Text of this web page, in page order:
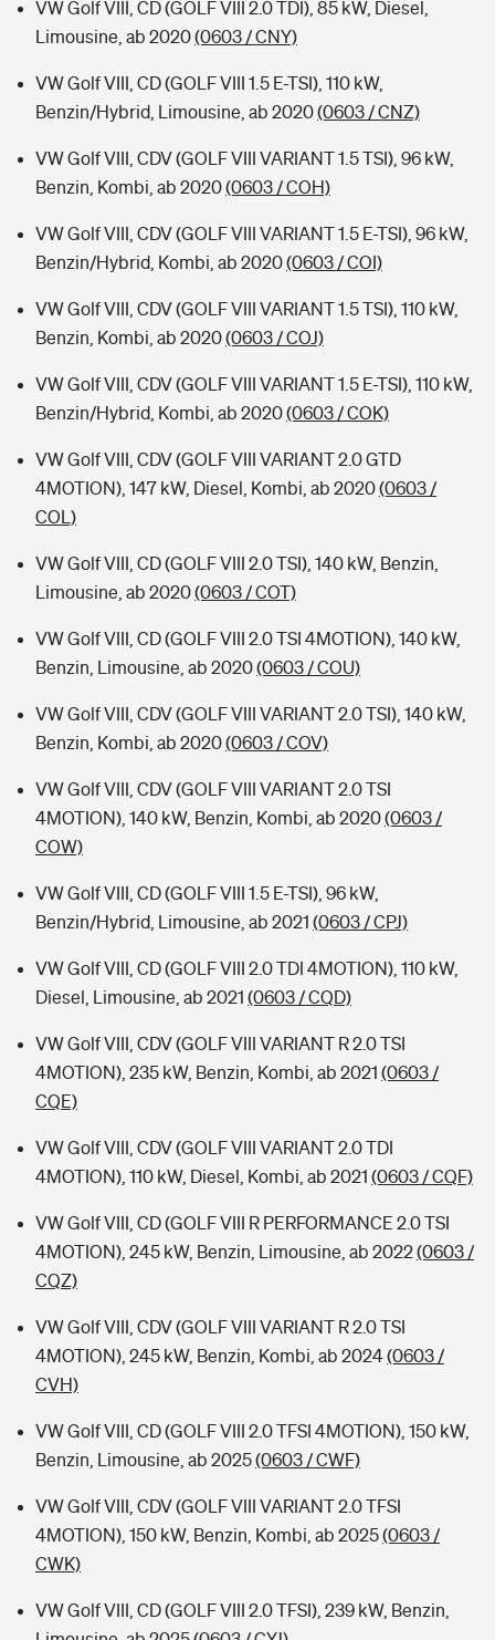
VW Golf VIII, CD (GOLF VIII 2.0 TDI), 85 kW, Diesel,
Limousine, ab 2020(0603 / CNY)
VW Golf VIII, CD (GOLF VIII 1.5 E-TSI), 110 kW,
Benzin/Hybrid, Limousine, ab 2020(0603 / CNZ)
VW Golf VIII, CDV (GOLF VIII VARIANT 1.5 TSI), 96 kW,
Benzin, Kombi, ab 2020(0603 / COH)
VW Golf VIII, CDV (GOLF VIII VARIANT 1.5 E-TSI), 96 kW,
Benzin/Hybrid, Kombi, ab 2020(0603 / COI)
VW Golf VIII, CDV (GOLF VIII VARIANT 1.5 TSI), 110 kW,
Benzin, Kombi, ab 2020(0603 / COJ)
VW Golf VIII, CDV (GOLF VIII VARIANT 1.5 E-TSI), 110 kW,
Benzin/Hybrid, Kombi, ab 2020(0603 / COK)
VW Golf VIII, CDV (GOLF VIII VARIANT 2.0 GTD
4MOTION), 147 kW, Diesel, Kombi, ab 2020(0603 /
COL)
VW Golf VIII, CD (GOLF VIII 2.0 TSI), 140 kW, Benzin,
Limousine, ab 2020(0603 / COT)
VW Golf VIII, CD (GOLF VIII 2.0 TSI 4MOTION), 140 kW,
Benzin, Limousine, ab 2020(0603 / COU)
VW Golf VIII, CDV (GOLF VIII VARIANT 2.0 TSI), 140 kW,
Benzin, Kombi, ab 2020(0603 / COV)
VW Golf VIII, CDV (GOLF VIII VARIANT 2.0 TSI
4MOTION), 140 kW, Benzin, Kombi, ab 2020(0603 /
COW)
VW Golf VIII, CD (GOLF VIII 1.5 E-TSI), 96 kW,
Benzin/Hybrid, Limousine, ab 2021 (0603 / CPJ)
VW Golf VIII, CD (GOLF VIII 2.0 TDI 4MOTION), 110 kW,
Diesel, Limousine, ab 2021 (0603 / CQD)
VW Golf VIII, CDV (GOLF VIII VARIANT R 2.0 TSI
4MOTION), 235 kW, Benzin, Kombi, ab 2021 (0603 /
CQE)
VW Golf VIII, CDV (GOLF VIII VARIANT 2.0 TDI
4MOTION), 110 kW, Diesel, Kombi, ab 2021 (0603 / CQF)
VW Golf VIII, CD (GOLF VIII R PERFORMANCE 2.0 TSI
4MOTION), 245 kW, Benzin, Limousine, ab 2022(0603 /
CQZ)
VW Golf VIII, CDV (GOLF VIII VARIANT R 2.0 TSI
4MOTION), 245 kW, Benzin, Kombi, ab 2024(0603 /
CVH)
VW Golf VIII, CD (GOLF VIII 2.0 TFSI 4MOTION), 150 kW,
Benzin, Limousine, ab 2025(0603 / CWF)
VW Golf VIII, CDV (GOLF VIII VARIANT 2.0 TFSI
4MOTION), 150 kW, Benzin, Kombi, ab 2025(0603 /
CWK)
VW Golf VIII, CD (GOLF VIII 2.0 TFSI), 239 kW, Benzin,